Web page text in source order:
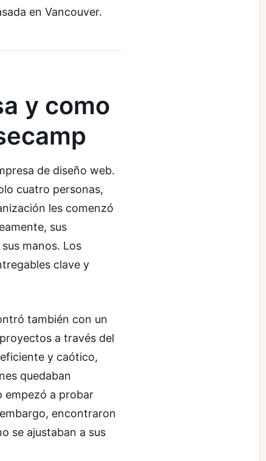
en Vancouver.
y como
de diseño web.
cuatro personas,
les comenzó
sus
manos. Los
clave y
también con un
a través del
y caótico,
quedaban
empezó a probar
encontraron
se ajustaban a sus